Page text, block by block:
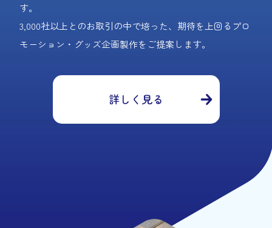
す。
3,000社以上とのお取引の中で培った、期待を上回るプロ
モーション・グッズ企画製作をご提案します。
詳しく見る